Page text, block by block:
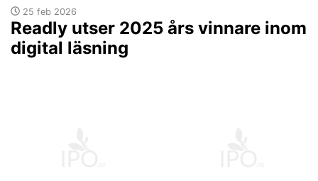
25 feb 2026
Readly utser 2025 års vinnare inom
digital läsning